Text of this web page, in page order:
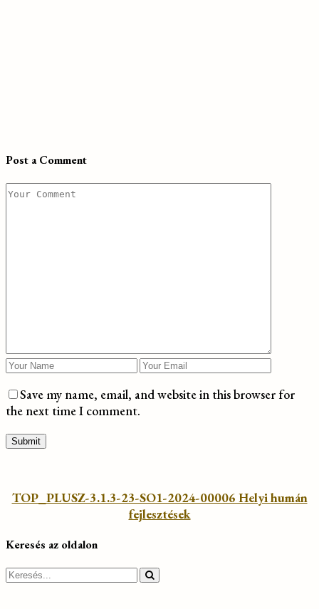
Post a Comment
Save my name, email, and website in this browser for
the next time I comment.
TOP_PLUSZ-3.1.3-23-SO1-2024-00006 Helyi humán
fejlesztések
Keresés az oldalon
Search